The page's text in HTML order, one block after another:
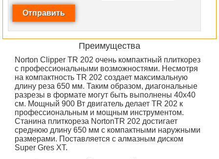
Преимущества
Norton Clipper TR 202 очень компактный плиткорез
с профессиональными возможностями. Несмотря
на компактность TR 202 создает максимальную
длину реза 650 мм. Таким образом, диагональные
разрезы в формате могут быть выполнены 40х40
см. Мощный 900 Вт двигатель делает TR 202 к
профессиональным и мощным инструментом.
Станина плиткореза NortonTR 202 достигает
среднюю длину 650 мм с компактными наружными
размерами. Поставляется с алмазным диском
Super Gres XT.